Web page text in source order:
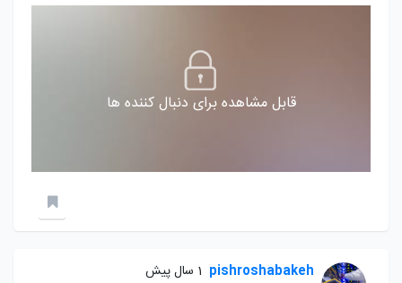
قابل مشاهده برای دنبال کننده ها
pishroshabakeh 1 سال پیش